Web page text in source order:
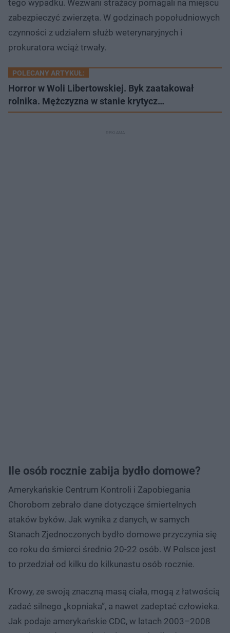
tego wypadku. Wezwani strażacy pomagali na miejscu
zabezpieczyć zwierzęta. W godzinach popołudniowych
czynności z udziałem służb weterynaryjnych i
prokuratora wciąż trwały.
POLECANY ARTYKUŁ:
Horror w Woli Libertowskiej. Byk zaatakował
rolnika. Mężczyzna w stanie krytycz…
Ile osób rocznie zabija bydło domowe?
Amerykańskie Centrum Kontroli i Zapobiegania
Chorobom zebrało dane dotyczące śmiertelnych
ataków byków. Jak wynika z danych, w samych
Stanach Zjednoczonych bydło domowe przyczynia się
co roku do śmierci średnio 20-22 osób. W Polsce jest
to przedział od kilku do kilkunastu osób rocznie.
Krowy, ze swoją znaczną masą ciała, mogą z łatwością
zadać silnego „kopniaka”, a nawet zadeptać człowieka.
Jak podaje amerykańskie CDC, w latach 2003–2008